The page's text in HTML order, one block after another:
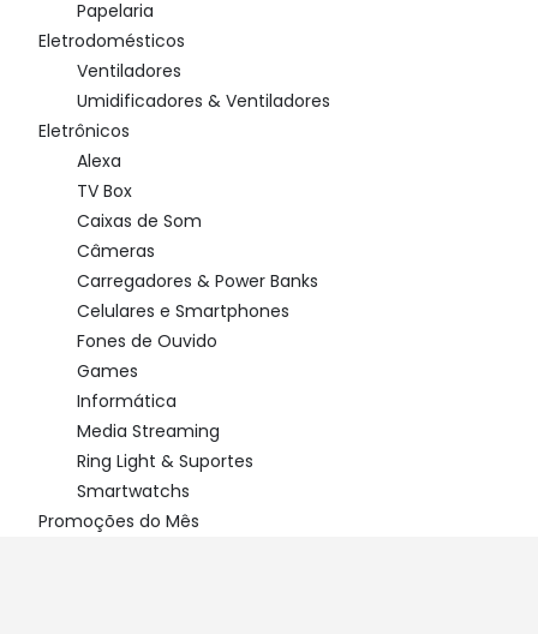
Papelaria
Eletrodomésticos
Ventiladores
Umidificadores & Ventiladores
Eletrônicos
Alexa
TV Box
Caixas de Som
Câmeras
Carregadores & Power Banks
Celulares e Smartphones
Fones de Ouvido
Games
Informática
Media Streaming
Ring Light & Suportes
Smartwatchs
Promoções do Mês